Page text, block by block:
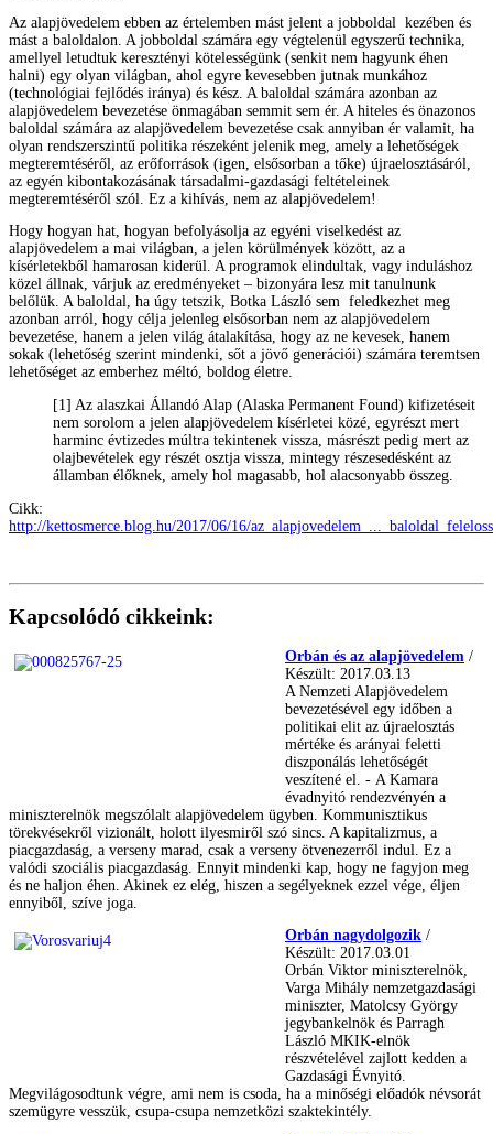
Az alapjövedelem ebben az értelemben mást jelent a jobboldal kezében és
mást a baloldalon. A jobboldal számára egy végtelenül egyszerű technika,
amellyel letudtuk keresztényi kötelességünk (senkit nem hagyunk éhen
halni) egy olyan világban, ahol egyre kevesebben jutnak munkához
(technológiai fejlődés iránya) és kész. A baloldal számára azonban az
alapjövedelem bevezetése önmagában semmit sem ér. A hiteles és önazonos
baloldal számára az alapjövedelem bevezetése csak annyiban ér valamit, ha
olyan rendszerszintű politika részeként jelenik meg, amely a lehetőségek
megteremtéséről, az erőforrások (igen, elsősorban a tőke) újraelosztásáról,
az egyén kibontakozásának társadalmi-gazdasági feltételeinek
megteremtéséről szól. Ez a kihívás, nem az alapjövedelem!
Hogy hogyan hat, hogyan befolyásolja az egyéni viselkedést az
alapjövedelem a mai világban, a jelen körülmények között, az a
kísérletekből hamarosan kiderül. A programok elindultak, vagy induláshoz
közel állnak, várjuk az eredményeket – bizonyára lesz mit tanulnunk
belőlük. A baloldal, ha úgy tetszik, Botka László sem feledkezhet meg
azonban arról, hogy célja jelenleg elsősorban nem az alapjövedelem
bevezetése, hanem a jelen világ átalakítása, hogy az ne kevesek, hanem
sokak (lehetőség szerint mindenki, sőt a jövő generációi) számára teremtsen
lehetőséget az emberhez méltó, boldog életre.
[1] Az alaszkai Állandó Alap (Alaska Permanent Found) kifizetéseit
nem sorolom a jelen alapjövedelem kísérletei közé, egyrészt mert
harminc évtizedes múltra tekintenek vissza, másrészt pedig mert az
olajbevételek egy részét osztja vissza, mintegy részesedésként az
államban élőknek, amely hol magasabb, hol alacsonyabb összeg.
Cikk:
http://kettosmerce.blog.hu/2017/06/16/
Kapcsolódó cikkeink:
Orbán és az alapjövedelem /
Készült: 2017.03.13
A Nemzeti Alapjövedelem
bevezetésével egy időben a
politikai elit az újraelosztás
mértéke és arányai feletti
diszponálás lehetőségét
veszítené el. - A Kamara
évadnyitó rendezvényén a
miniszterelnök megszólalt alapjövedelem ügyben. Kommunisztikus
törekvésekről vizionált, holott ilyesmiről szó sincs. A kapitalizmus, a
piacgazdaság, a verseny marad, csak a verseny ötvenezerről indul. Ez a
valódi szociális piacgazdaság. Ennyit mindenki kap, hogy ne fagyjon meg
és ne haljon éhen. Akinek ez elég, hiszen a segélyeknek ezzel vége, éljen
ennyiből, szíve joga.
Orbán nagydolgozik /
Készült: 2017.03.01
Orbán Viktor miniszterelnök,
Varga Mihály nemzetgazdasági
miniszter, Matolcsy György
jegybankelnök és Parragh
László MKIK-elnök
részvételével zajlott kedden a
Gazdasági Évnyitó.
Megvilágosodtunk végre, ami nem is csoda, ha a minőségi előadók névsorát
szemügyre vesszük, csupa-csupa nemzetközi szaktekintély.